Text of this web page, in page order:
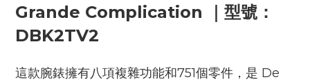
Grande Complication ｜型號：
DBK2TV2
這款腕錶擁有八項複雜功能和751個零件，是 De